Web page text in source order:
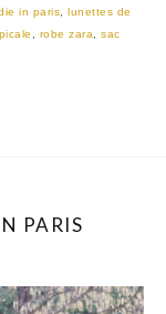
in paris,lunettes de
, robe zara,sac
PARIS